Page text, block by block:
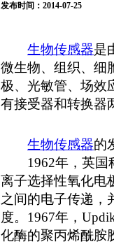
发布时间：2014-07-25
生物传感器是
微生物、组织、细
极、光敏管、场效
有接受器和转换器
生物传感器的
1962年，英国科
离子选择性氧化电
之间的电子传递，
度。1967年，
化酶的聚丙烯酰胺